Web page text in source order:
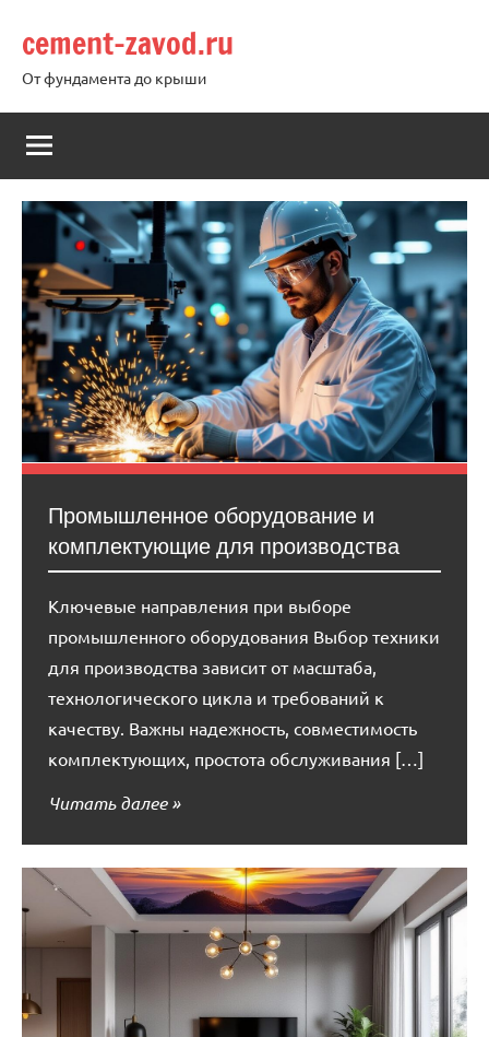
содержимому
cement-zavod.ru
От фундамента до крыши
Промышленное оборудование и
комплектующие для производства
Ключевые направления при выборе
промышленного оборудования Выбор техники
для производства зависит от масштаба,
технологического цикла и требований к
качеству. Важны надежность, совместимость
комплектующих, простота обслуживания […]
Читать далее